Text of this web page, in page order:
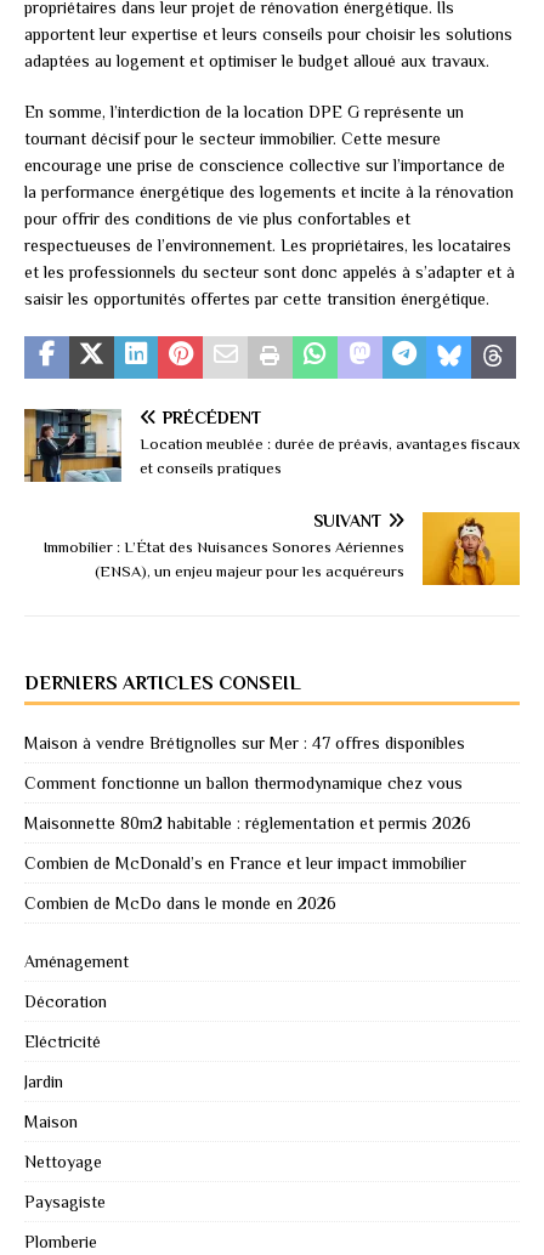
propriétaires dans leur projet de rénovation énergétique. Ils
apportent leur expertise et leurs conseils pour choisir les solutions
adaptées au logement et optimiser le budget alloué aux travaux.
En somme, l’interdiction de la location DPE G représente un
tournant décisif pour le secteur immobilier. Cette mesure
encourage une prise de conscience collective sur l’importance de
la performance énergétique des logements et incite à la rénovation
pour offrir des conditions de vie plus confortables et
respectueuses de l’environnement. Les propriétaires, les locataires
et les professionnels du secteur sont donc appelés à s’adapter et à
saisir les opportunités offertes par cette transition énergétique.
PRÉCÉDENT
Location meublée : durée de préavis, avantages fiscaux
et conseils pratiques
SUIVANT
Immobilier : L’État des Nuisances Sonores Aériennes
(ENSA), un enjeu majeur pour les acquéreurs
DERNIERS ARTICLES CONSEIL
Maison à vendre Brétignolles sur Mer : 47 offres disponibles
Comment fonctionne un ballon thermodynamique chez vous
Maisonnette 80m2 habitable : réglementation et permis 2026
Combien de McDonald’s en France et leur impact immobilier
Combien de McDo dans le monde en 2026
Aménagement
Décoration
Eléctricité
Jardin
Maison
Nettoyage
Paysagiste
Plomberie